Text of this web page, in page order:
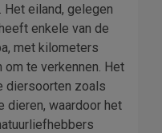
Het eiland, gelegen
enkele van de
met kilometers
te verkennen. Het
diersoorten zoals
dieren, waardoor het